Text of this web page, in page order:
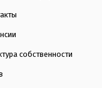
собственности